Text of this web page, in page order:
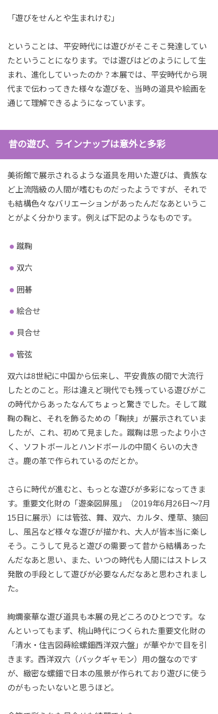
「遊びをせんとや生まれけむ」
ということは、平安時代には遊びがそこそこ発達してい
たということになります。では遊びはどのようにして生
まれ、進化していったのか？本展では、平安時代から現
代まで伝わってきた様々な遊びを、当時の道具や絵画を
通じて理解できるようになっています。
昔の遊び、ラインナップは意外と多彩
美術館で展示されるような道具を用いた遊びは、貴族な
ど上流階級の人間が嗜むものだったようですが、それで
も結構色々なバリエーションがあったんだなあというこ
とがよく分かります。例えば下記のようなものです。
蹴鞠
双六
囲碁
絵合せ
貝合せ
管弦
双六は8世紀に中国から伝来し、平安貴族の間で大流行
したとのこと。形は違えど現代でも残っている遊びがこ
の時代からあったなんてちょっと驚きでした。そして蹴
鞠の鞠と、それを飾るための「鞠挟」が展示されていま
したが、これ、初めて見ました。蹴鞠は思ったより小さ
く、ソフトボールとハンドボールの中間くらいの大き
さ。鹿の革で作られているのだとか。
さらに時代が進むと、もっとな遊びが多彩になってきま
す。重要文化財の「遊楽図屏風」（2019年6月26日〜7月
15日に展示）には管弦、舞、双六、カルタ、煙草、猿回
し、風呂など様々な遊びが描かれ、大人が皆本当に楽し
そう。こうして見ると遊びの需要って昔から結構あった
んだなあと思い、また、いつの時代も人間にはストレス
発散の手段として遊びが必要なんだなあと思わされまし
た。
絢爛豪華な遊び道具も本展の見どころのひとつです。な
んといってもまず、桃山時代につくられた重要文化財の
「清水・住吉図蒔絵螺鈿西洋双六盤」が華やかで目を引
きます。西洋双六（バックギャモン）用の盤なのです
が、緻密な螺鈿で日本の風景が作られており遊びに使う
のがもったいないと思うほど。